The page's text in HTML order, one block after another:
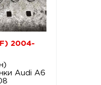
2004-
Audi A6